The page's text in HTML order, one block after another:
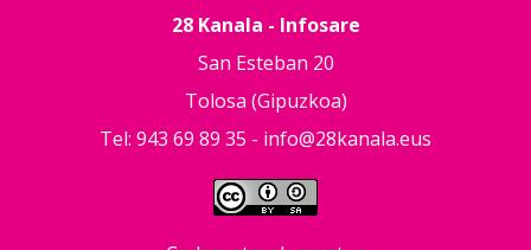
28 Kanala - Infosare
San Esteban 20
Tolosa (Gipuzkoa)
Tel: 943 69 89 35 - info@28kanala.eus